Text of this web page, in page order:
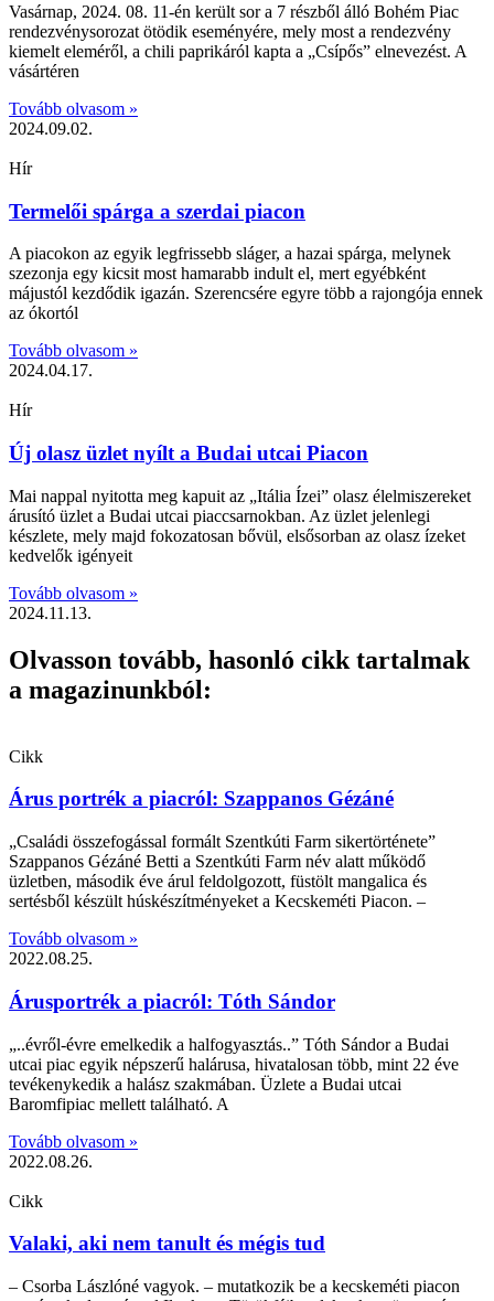
Vasárnap, 2024. 08. 11-én került sor a 7 részből álló Bohém Piac
rendezvénysorozat ötödik eseményére, mely most a rendezvény
kiemelt eleméről, a chili paprikáról kapta a „Csípős” elnevezést. A
vásártéren
Tovább olvasom »
2024.09.02.
Hír
Termelői spárga a szerdai piacon
A piacokon az egyik legfrissebb sláger, a hazai spárga, melynek
szezonja egy kicsit most hamarabb indult el, mert egyébként
májustól kezdődik igazán. Szerencsére egyre több a rajongója ennek
az ókortól
Tovább olvasom »
2024.04.17.
Hír
Új olasz üzlet nyílt a Budai utcai Piacon
Mai nappal nyitotta meg kapuit az „Itália Ízei” olasz élelmiszereket
árusító üzlet a Budai utcai piaccsarnokban. Az üzlet jelenlegi
készlete, mely majd fokozatosan bővül, elsősorban az olasz ízeket
kedvelők igényeit
Tovább olvasom »
2024.11.13.
Olvasson tovább, hasonló cikk tartalmak
a magazinunkból:
Cikk
Árus portrék a piacról: Szappanos Gézáné
„Családi összefogással formált Szentkúti Farm sikertörténete”
Szappanos Gézáné Betti a Szentkúti Farm név alatt működő
üzletben, második éve árul feldolgozott, füstölt mangalica és
sertésből készült húskészítményeket a Kecskeméti Piacon. –
Tovább olvasom »
2022.08.25.
Árusportrék a piacról: Tóth Sándor
„..évről-évre emelkedik a halfogyasztás..” Tóth Sándor a Budai
utcai piac egyik népszerű halárusa, hivatalosan több, mint 22 éve
tevékenykedik a halász szakmában. Üzlete a Budai utcai
Baromfipiac mellett található. A
Tovább olvasom »
2022.08.26.
Cikk
Valaki, aki nem tanult és mégis tud
– Csorba Lászlóné vagyok. – mutatkozik be a kecskeméti piacon